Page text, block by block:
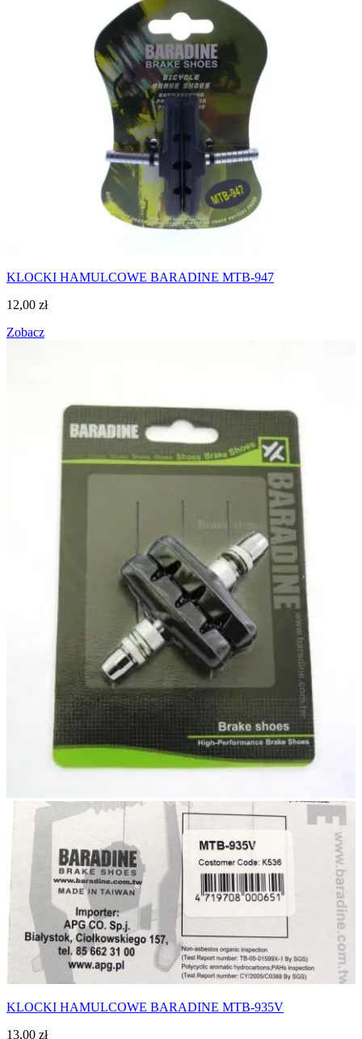
KLOCKI HAMULCOWE BARADINE MTB-947
12,00 zł
Zobacz
KLOCKI HAMULCOWE BARADINE MTB-935V
13,00 zł